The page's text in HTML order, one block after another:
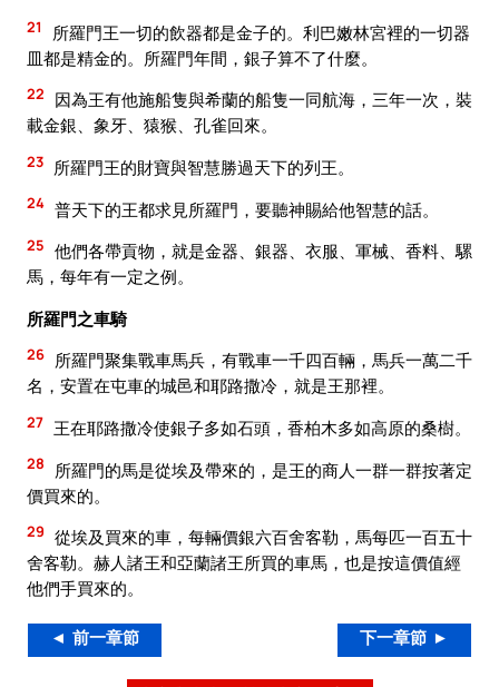
21
所羅門王一切的飲器都是金子的。利巴嫩林宮裡的一切器
皿都是精金的。所羅門年間，銀子算不了什麼。
22
因為王有他施船隻與希蘭的船隻一同航海，三年一次，裝
載金銀、象牙、猿猴、孔雀回來。
23 所羅門王的財寶與智慧勝過天下的列王。
24 普天下的王都求見所羅門，要聽神賜給他智慧的話。
25 他們各帶貢物，就是金器、銀器、衣服、軍械、香料、騾
馬，每年有一定之例。
所羅門之車騎
26 所羅門聚集戰車馬兵，有戰車一千四百輛，馬兵一萬二千
名，安置在屯車的城邑和耶路撒冷，就是王那裡。
27 王在耶路撒冷使銀子多如石頭，香柏木多如高原的桑樹。
28
所羅門的馬是從埃及帶來的，是王的商人一群一群按著定
價買來的。
29 從埃及買來的車，每輛價銀六百舍客勒，馬每匹一百五十
舍客勒。赫人諸王和亞蘭諸王所買的車馬，也是按這價值經
他們手買來的。
◄ 前一章節 下一章節 ►